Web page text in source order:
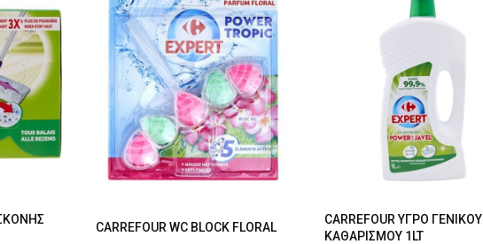
CARREFOUR WC BLOCK FLORAL
CARREFOUR ΥΓΡΟ ΓΕΝΙΚΟΥ
ΚΑΘΑΡΙΣΜΟΥ 1LT